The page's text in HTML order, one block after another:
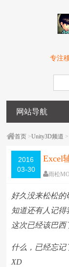
专注
网站导航
首页 >Unity3D频道 >
2016
03-30
Excel
雨松
编辑日
好久没来松松
知道还有人记得
这次已经该巴西
什么，已经忘
XD